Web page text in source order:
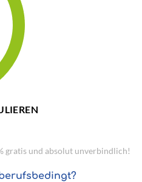
gratis und absolut unverbindlich!